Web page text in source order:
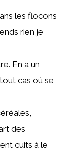
les flocons
rien je
En a un
cas où se
des
cuits à le